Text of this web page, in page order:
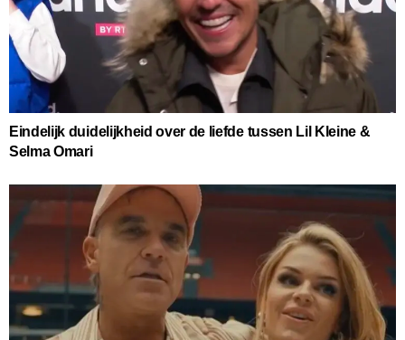
Eindelijk duidelijkheid over de liefde tussen Lil Kleine &
Selma Omari